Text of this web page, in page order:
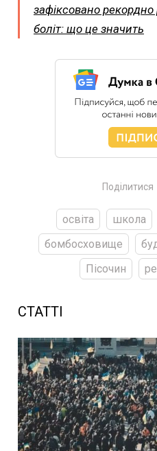
зафіксовано
боліт: що це значить
Поділитися
освіта школа
бомбосховище
Пісочин
СТАТТІ